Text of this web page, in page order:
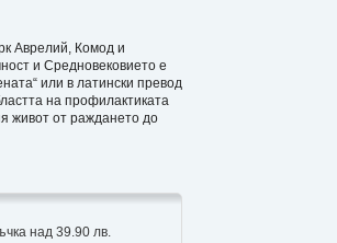
Аврелий, Комод и
и Средновековието е
или в латински превод
на профилактиката
живот от раждането до
над 39.90 лв.